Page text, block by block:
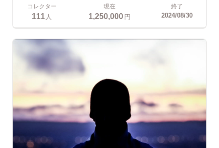
コレクター
111 人
現在
1,250,000円
終了
2024/08/30